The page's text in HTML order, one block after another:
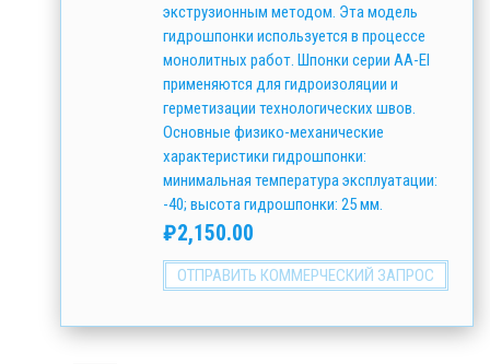
экструзионным методом. Эта модель
гидрошпонки используется в процессе
монолитных работ. Шпонки серии АА-EI
применяются для гидроизоляции и
герметизации технологических швов.
Основные физико-механические
характеристики гидрошпонки:
минимальная температура эксплуатации:
-40; высота гидрошпонки: 25 мм.
₽2,150.00
ОТПРАВИТЬ КОММЕРЧЕСКИЙ ЗАПРОС